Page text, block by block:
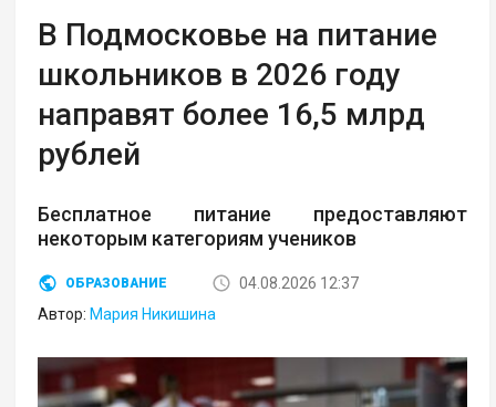
В Подмосковье на питание
школьников в 2026 году
направят более 16,5 млрд
рублей
Бесплатное питание предоставляют
некоторым категориям учеников
ОБРАЗОВАНИЕ
04.08.2026 12:37
Автор: Мария Никишина